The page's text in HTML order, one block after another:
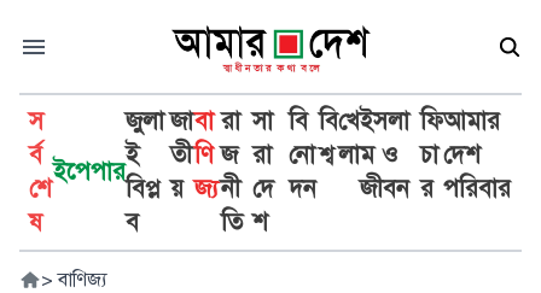
স
র্ব
শে
ষ
ইপেপার
জুলা
ই
বিপ্ল
ব
জা
তী
য়
বা
ণি
জ্য
রা
জ
নী
তি
সা
রা
দে
শ
বি
নো
দন
বি
শ্ব
খে
লা
ইসলা
ম ও
জীবন
ফি
চা
র
আমার
দেশ
পরিবার
> বাণিজ্য